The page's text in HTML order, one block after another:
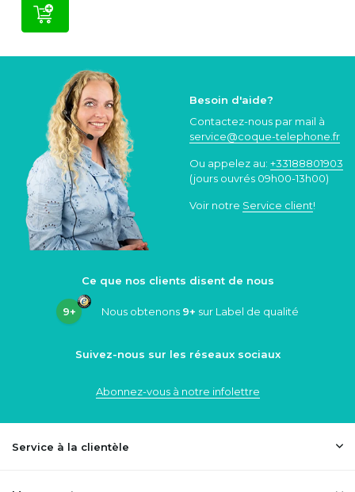
Besoin d'aide?
Contactez-nous par mail à
service@coque-telephone.fr
Ou appelez au: +33188801903
(jours ouvrés 09h00-13h00)
Voir notre Service client!
Ce que nos clients disent de nous
9+ Nous obtenons 9+ sur Label de qualité
Suivez-nous sur les réseaux sociaux
Abonnez-vous à notre infolettre
Service à la clientèle